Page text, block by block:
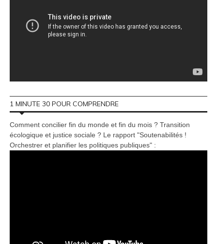
1 MINUTE 30 POUR COMPRENDRE
Comment concilier fin du monde et fin du mois ? Transition
écologique et justice sociale ? Le rapport "Soutenabilités !
Orchestrer et planifier les politiques publiques" :